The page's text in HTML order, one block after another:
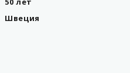
Швеция